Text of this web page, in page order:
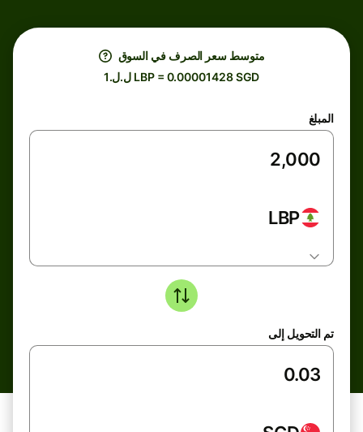
متوسط ​​سعر الصرف في السوق
ل.ل.1 LBP = 0.00001428 SGD
المبلغ
LBP
تم التحويل إلى